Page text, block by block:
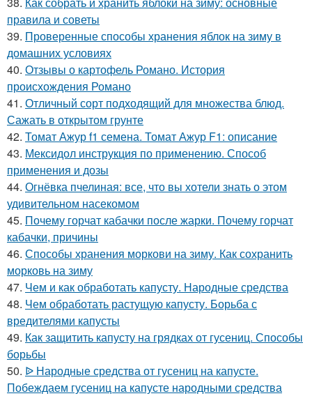
правила и советы
39. Проверенные способы хранения яблок на зиму в
домашних условиях
40. Отзывы о картофель Романо. История
происхождения Романо
41. Отличный сорт подходящий для множества блюд.
Сажать в открытом грунте
42. Томат Ажур f1 семена. Томат Ажур F1: описание
43. Мексидол инструкция по применению. Способ
применения и дозы
44. Огнёвка пчелиная: все, что вы хотели знать о этом
удивительном насекомом
45. Почему горчат кабачки после жарки. Почему горчат
кабачки, причины
46. Способы хранения моркови на зиму. Как сохранить
морковь на зиму
47. Чем и как обработать капусту. Народные средства
48. Чем обработать растущую капусту. Борьба с
вредителями капусты
49. Как защитить капусту на грядках от гусениц. Способы
борьбы
50. ᐉ Народные средства от гусениц на капусте.
Побеждаем гусениц на капусте народными средства